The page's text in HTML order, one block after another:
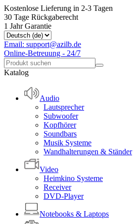
Kostenlose Lieferung in 2-3 Tagen
30 Tage Rückgaberecht
1 Jahr Garantie
Email: support@azilb.de
Online-Betreuung - 24/7
Katalog
Audio
Lautsprecher
Subwoofer
Kopfhörer
Soundbars
Musik Systeme
Wandhalterungen & Ständer
Video
Heimkino Systeme
Receiver
DVD-Player
Notebooks & Laptops